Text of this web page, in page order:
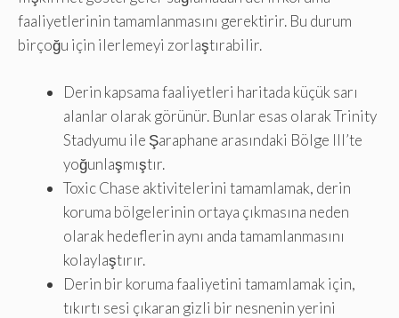
faaliyetlerinin tamamlanmasını gerektirir. Bu durum
birçoğu için ilerlemeyi zorlaştırabilir.
Derin kapsama faaliyetleri haritada küçük sarı
alanlar olarak görünür. Bunlar esas olarak Trinity
Stadyumu ile Şaraphane arasındaki Bölge III’te
yoğunlaşmıştır.
Toxic Chase aktivitelerini tamamlamak, derin
koruma bölgelerinin ortaya çıkmasına neden
olarak hedeflerin aynı anda tamamlanmasını
kolaylaştırır.
Derin bir koruma faaliyetini tamamlamak için,
tıkırtı sesi çıkaran gizli bir nesnenin yerini